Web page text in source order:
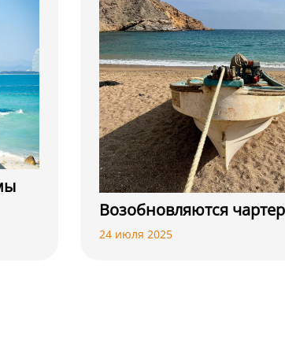
Возобновляются
24 июля 2025